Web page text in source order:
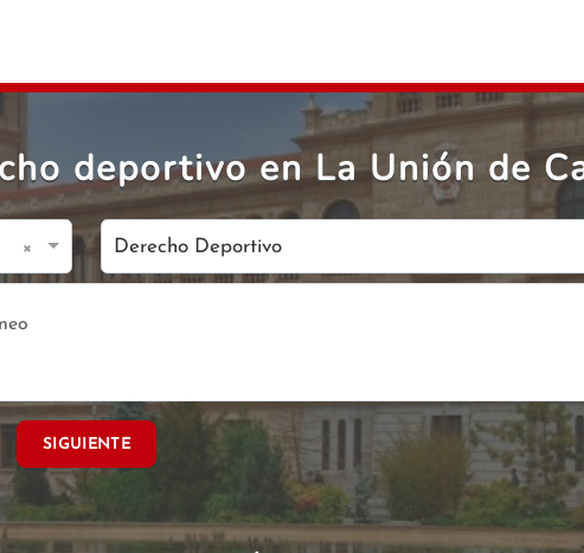
deportivo en La Unión de
× Derecho Deportivo
SIGUIENTE